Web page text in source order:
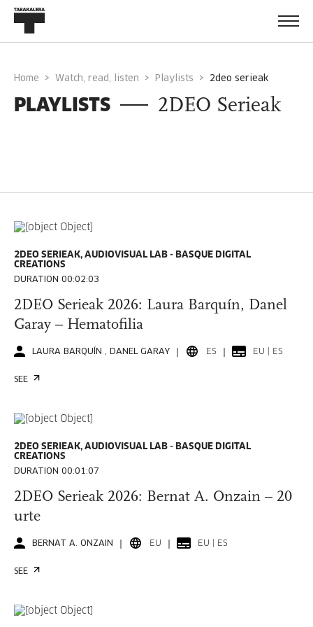
Home Watch, read, listen Playlists 2deo serieak
PLAYLISTS 2DEO Serieak
2DEO SERIEAK, AUDIOVISUAL LAB - BASQUE DIGITAL
CREATIONS
DURATION 00:02:03
2DEO Serieak 2026: Laura Barquín, Danel
Garay – Hematofilia
LAURA BARQUÍN , DANEL GARAY ES EU | ES
SEE
2DEO SERIEAK, AUDIOVISUAL LAB - BASQUE DIGITAL
CREATIONS
DURATION 00:01:07
2DEO Serieak 2026: Bernat A. Onzain – 20
urte
BERNAT A. ONZAIN EU EU | ES
SEE